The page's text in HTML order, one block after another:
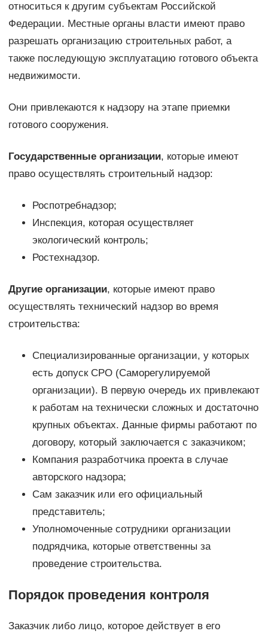
относиться к другим субъектам Российской
Федерации. Местные органы власти имеют право
разрешать организацию строительных работ, а
также последующую эксплуатацию готового объекта
недвижимости.
Они привлекаются к надзору на этапе приемки
готового сооружения.
Государственные организации, которые имеют
право осуществлять строительный надзор:
Роспотребнадзор;
Инспекция, которая осуществляет
экологический контроль;
Ростехнадзор.
Другие организации, которые имеют право
осуществлять технический надзор во время
строительства:
Специализированные организации, у которых
есть допуск СРО (Саморегулируемой
организации). В первую очередь их привлекают
к работам на технически сложных и достаточно
крупных объектах. Данные фирмы работают по
договору, который заключается с заказчиком;
Компания разработчика проекта в случае
авторского надзора;
Сам заказчик или его официальный
представитель;
Уполномоченные сотрудники организации
подрядчика, которые ответственны за
проведение строительства.
Порядок проведения контроля
Заказчик либо лицо, которое действует в его